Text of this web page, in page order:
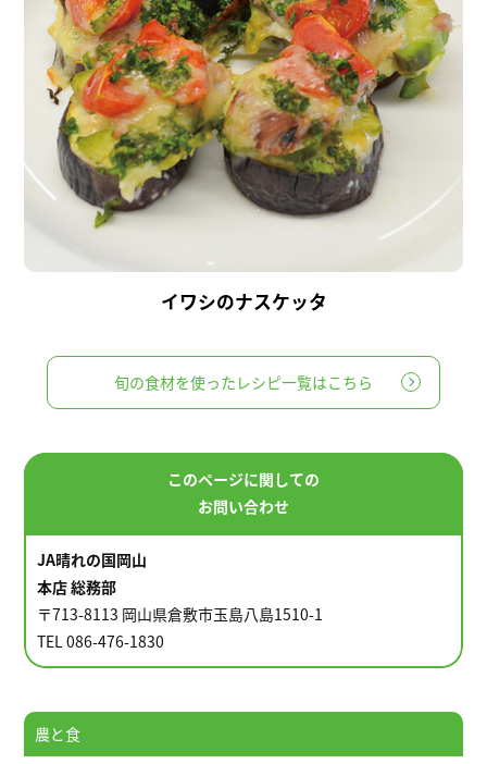
イワシのナスケッタ
旬の食材を使ったレシピ一覧はこちら
このページに関しての
お問い合わせ
JA晴れの国岡山
本店 総務部
〒713-8113 岡山県倉敷市玉島八島1510-1
TEL 086-476-1830
農と食